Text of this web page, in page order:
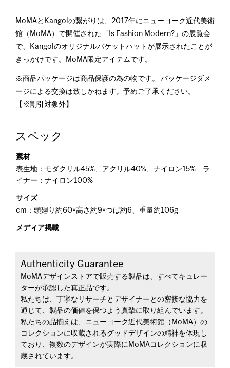
MoMAとKangolの繋がりは、2017年にニューヨーク近代美術
館（MoMA）で開催された「Is Fashion Modern?」の展覧会
で、Kangolのオリジナルバケットハットが展示されたことが
きっかけです。MoMA限定アイテムです。
※商品パッケージは商品保護の為の物です。 パッケージダメ
ージによる交換は致しかねます。予めご了承ください。
【※割引対象外】
スペック
素材
表生地：モダクリル45%、アクリル40%、ナイロン15% ラ
イナー：ナイロン100%
サイズ
cm：頭廻り約60×高さ約9×つば約6、重量約106g
メディア掲載
Authenticity Guarantee
MoMAデザインストアで販売する製品は、すべてキュレー
ターが承認した真正品です。
私たちは、丁寧なリサーチとデザイナーとの密接な協力を
通じて、製品の価値を保つよう真摯に取り組んでいます。
私たちの品揃えは、ニューヨーク近代美術館（MoMA）の
コレクションに収蔵されるグッドデザインの精神を体現し
ており、複数のデザインが実際にMoMAコレクションに収
蔵されています。